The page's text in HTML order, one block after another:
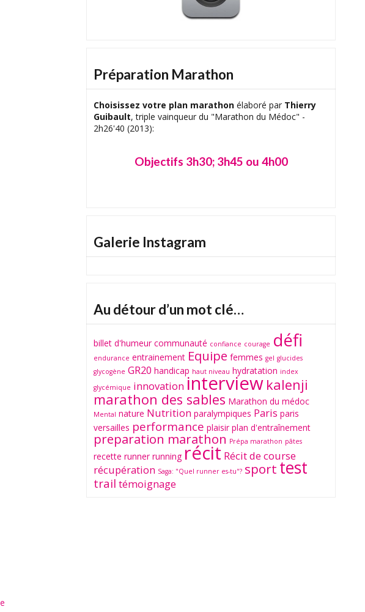
Préparation Marathon
Choisissez votre plan marathonélaboré parThierry
Guibault, triple vainqueur du "Marathon du Médoc" -
Galerie Instagram
Au détour d’un mot clé…
billet d'humeur communauté confiance courage défi
endurance entrainement Equipe femmes gel
glucides
glycogène
GR20 handicap haut niveau hydratation
index
glycémique innovation interviewkalenji
marathon des sables Marathon du médoc
Mental nature Nutrition paralympiques Paris paris
versailles performance plaisir plan d'entraînement
preparation marathon Prépa marathon pâtes
recette runner running récit Récit de course
récupération Saga: "Quel runner es-tu"? sport test